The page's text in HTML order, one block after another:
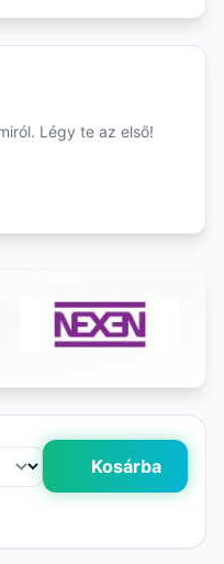
Légy te az első!
Kosárba